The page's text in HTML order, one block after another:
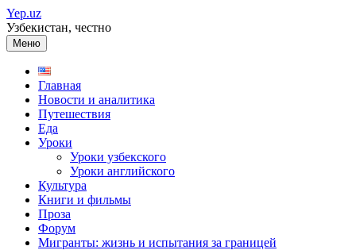
Перейти
к
содержимому
Yep.uz
Узбекистан, честно
Меню
Главная
Новости и аналитика
Путешествия
Еда
Уроки
Уроки узбекского
Уроки английского
Культура
Книги и фильмы
Проза
Форум
Мигранты: жизнь и испытания за границей